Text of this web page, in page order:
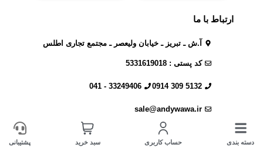
دسته بندی حساب کاربری سبد خرید پشتیبانی
ارتباط با ما
آ.ش ـ تبریز ـ خیابان ولیعصر ـ مجتمع تجاری اطلس
کد پستی : 5331619018
5132 309 0914
33249406 - 041
sale@andywawa.ir